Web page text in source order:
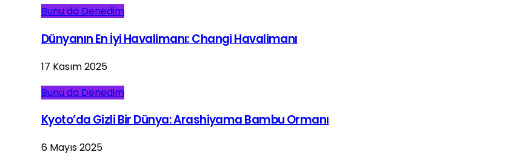
Bunu da Denedim
Dünyanın En İyi Havalimanı: Changi Havalimanı
17 Kasım 2025
Bunu da Denedim
Kyoto’da Gizli Bir Dünya: Arashiyama Bambu Ormanı
6 Mayıs 2025